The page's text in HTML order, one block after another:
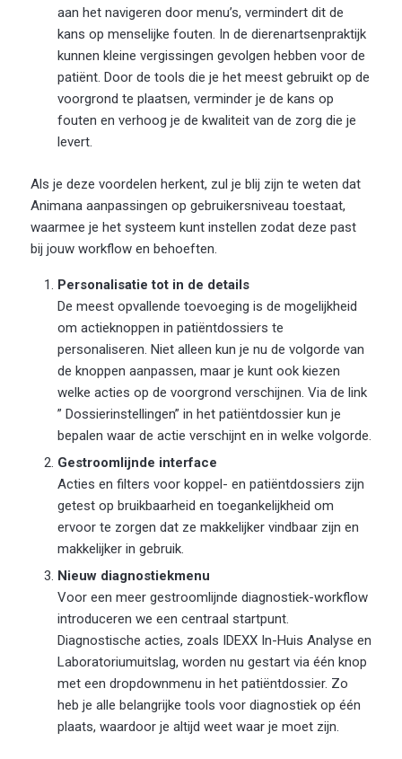
aan het navigeren door menu’s, vermindert dit de
kans op menselijke fouten. In de dierenartsenpraktijk
kunnen kleine vergissingen gevolgen hebben voor de
patiënt. Door de tools die je het meest gebruikt op de
voorgrond te plaatsen, verminder je de kans op
fouten en verhoog je de kwaliteit van de zorg die je
levert.
Als je deze voordelen herkent, zul je blij zijn te weten dat
Animana aanpassingen op gebruikersniveau toestaat,
waarmee je het systeem kunt instellen zodat deze past
bij jouw workflow en behoeften.
Personalisatie tot in de details
De meest opvallende toevoeging is de mogelijkheid
om actieknoppen in patiëntdossiers te
personaliseren. Niet alleen kun je nu de volgorde van
de knoppen aanpassen, maar je kunt ook kiezen
welke acties op de voorgrond verschijnen. Via de link
” Dossierinstellingen” in het patiëntdossier kun je
bepalen waar de actie verschijnt en in welke volgorde.
Gestroomlijnde interface
Acties en filters voor koppel- en patiëntdossiers zijn
getest op bruikbaarheid en toegankelijkheid om
ervoor te zorgen dat ze makkelijker vindbaar zijn en
makkelijker in gebruik.
Nieuw diagnostiekmenu
Voor een meer gestroomlijnde diagnostiek-workflow
introduceren we een centraal startpunt.
Diagnostische acties, zoals IDEXX In-Huis Analyse en
Laboratoriumuitslag, worden nu gestart via één knop
met een dropdownmenu in het patiëntdossier. Zo
heb je alle belangrijke tools voor diagnostiek op één
plaats, waardoor je altijd weet waar je moet zijn.